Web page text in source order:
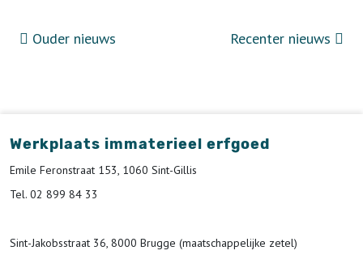
Ouder nieuws Recenter nieuws
Werkplaats immaterieel erfgoed
Emile Feronstraat 153, 1060 Sint-Gillis
Tel. 02 899 84 33
Sint-Jakobsstraat 36, 8000 Brugge (maatschappelijke zetel)